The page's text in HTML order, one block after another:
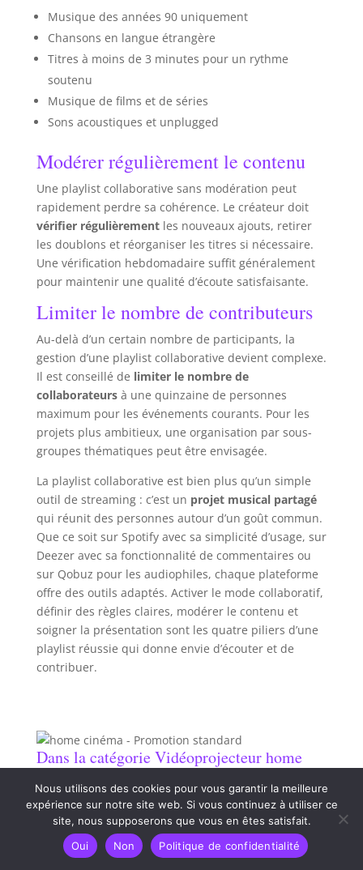
Musique des années 90 uniquement
Chansons en langue étrangère
Titres à moins de 3 minutes pour un rythme
soutenu
Musique de films et de séries
Sons acoustiques et unplugged
Modérer régulièrement le contenu
Une playlist collaborative sans modération peut
rapidement perdre sa cohérence. Le créateur doit
vérifier régulièrementles nouveaux ajouts, retirer
les doublons et réorganiser les titres si nécessaire.
Une vérification hebdomadaire suffit généralement
pour maintenir une qualité d’écoute satisfaisante.
Limiter le nombre de contributeurs
Au-delà d’un certain nombre de participants, la
gestion d’une playlist collaborative devient complexe.
Il est conseillé de limiter le nombre de
collaborateursà une quinzaine de personnes
maximum pour les événements courants. Pour les
projets plus ambitieux, une organisation par sous-
groupes thématiques peut être envisagée.
La playlist collaborative est bien plus qu’un simple
outil de streaming : c’est un projet musical partagé
qui réunit des personnes autour d’un goût commun.
Que ce soit sur Spotify avec sa simplicité d’usage, sur
Deezer avec sa fonctionnalité de commentaires ou
sur Qobuz pour les audiophiles, chaque plateforme
offre des outils adaptés. Activer le mode collaboratif,
définir des règles claires, modérer le contenu et
soigner la présentation sont les quatre piliers d’une
playlist réussie qui donne envie d’écouter et de
contribuer.
Dans la catégorie Vidéoprojecteur home
cinéma
Test : hFZ ventilateur hologramme 3D LED et
WiFi
Nous utilisons des cookies pour vous garantir la meilleure
expérience sur notre site web. Si vous continuez à utiliser ce
site, nous supposerons que vous en êtes satisfait.
Oui
Non Politique de confidentialité